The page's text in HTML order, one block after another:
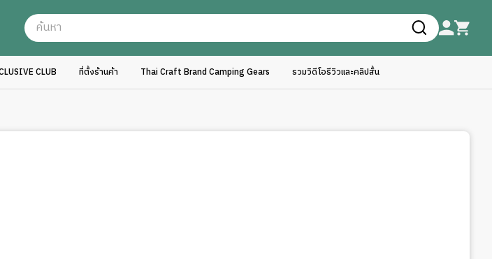
CLUB ที่ตั้งร้านค้า Thai Craft Brand Camping Gears รวมวิดีโอรีวิวและคลิปสั้น